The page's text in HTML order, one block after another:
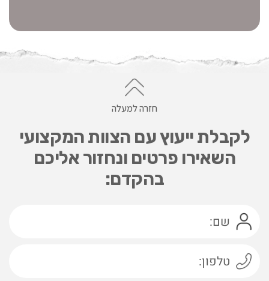
חזרה למעלה
לקבלת ייעוץ עם הצוות המקצועי
השאירו פרטים ונחזור אליכם
בהקדם: